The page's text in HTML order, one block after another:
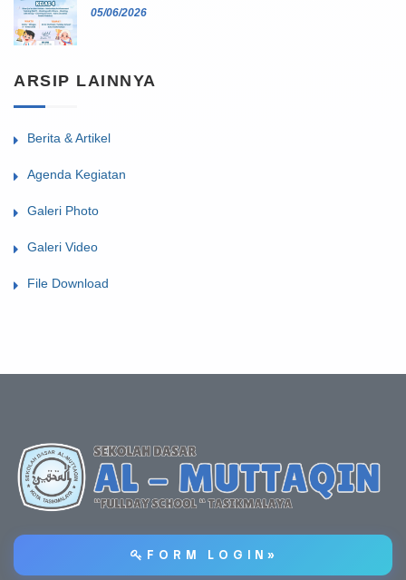
05/06/2026
ARSIP LAINNYA
Berita & Artikel
Agenda Kegiatan
Galeri Photo
Galeri Video
File Download
F O R M L O G I N »